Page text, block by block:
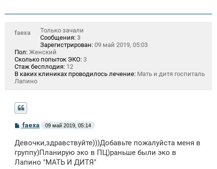
faexa
Только зачали
Сообщения: 3
Зарегистрирован: 09 май 2019, 05:03
Пол: Женский
Сколько попыток ЭКО: 3
Стаж бесплодия: 12
В каких клиниках проводилось лечение: Мать и дитя госпиталь
Лапино
С
б
щ
е
н
faexa 09 май 2019, 05:14
Девочки,здравствуйте)))Добавьте пожалуйста меня в
группу)Планирую эко в ПЦ)раньше были эко в
Лапино "МАТЬ И ДИТЯ"